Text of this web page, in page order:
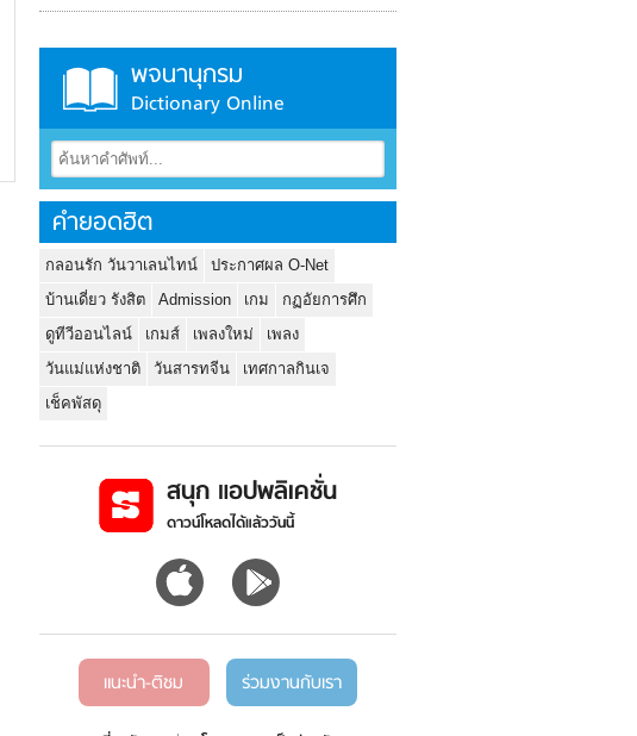
พจนานุกรม
Dictionary Online
คำยอดฮิต
กลอนรัก วันวาเลนไทน์
ประกาศผล O-Net
บ้านเดี่ยว รังสิต
Admission เกม
กฏอัยการศึก
ดูทีวีออนไลน์
เกมส์ เพลงใหม่
เพลง
วันแม่แห่งชาติ
วันสารทจีน
เทศกาลกินเจ
เช็คพัสดุ
สนุก แอปพลิเคชั่น
ดาวน์โหลดได้แล้ววันนี้
แนะนำ-ติชม ร่วมงานกับเรา